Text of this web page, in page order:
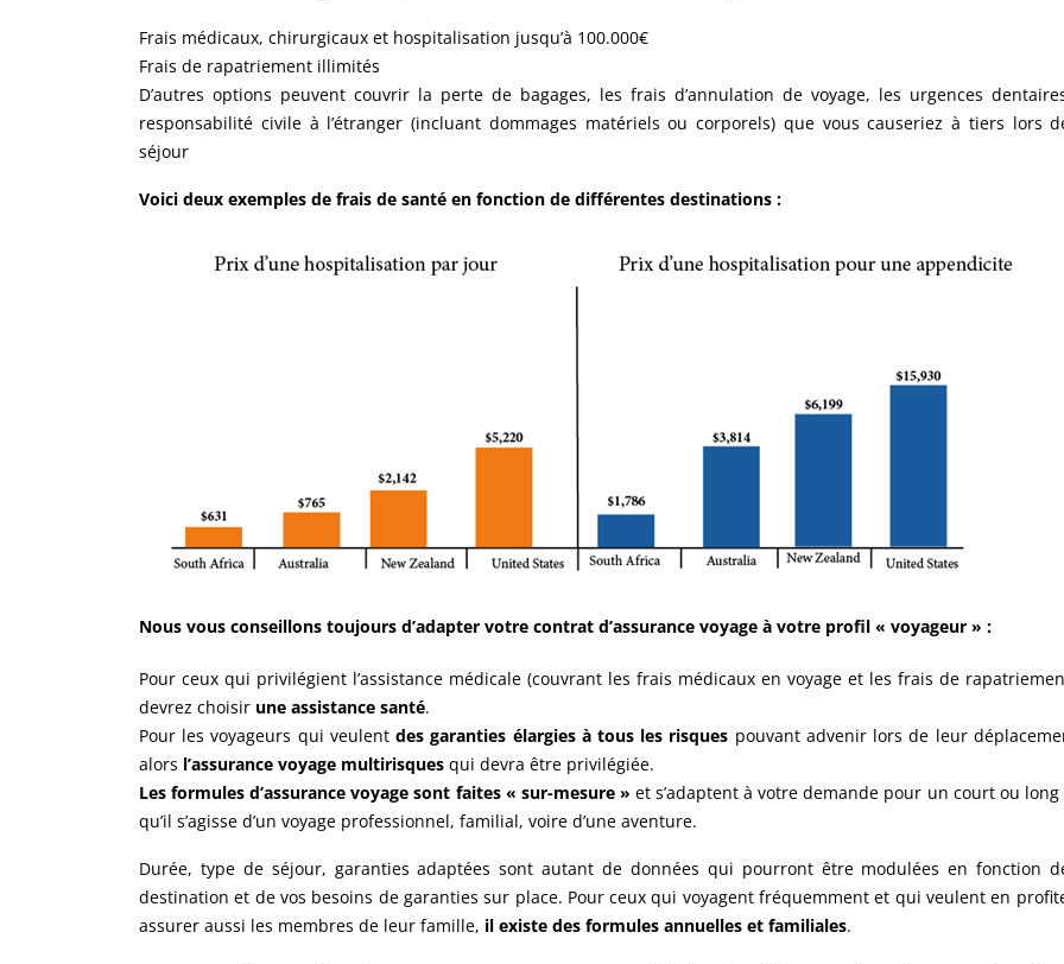
Frais médicaux, chirurgicaux et hospitalisation jusqu’à 100.000€
Frais de rapatriement illimités
D’autres options peuvent couvrir la perte de bagages, les frais d’annulation de voyage, les urgences
responsabilité civile à l’étranger (incluant dommages matériels ou corporels) que vous causeriez à tiers lors
séjour
Voici deux exemples de frais de santé en fonction de différentes destinations :
Nous vous conseillons toujours d’adapter votre contrat d’assurance voyage à votre profil « voyageur » :
Pour ceux qui privilégient l’assistance médicale (couvrant les frais médicaux en voyage et les frais de
devrez choisir une assistance santé.
Pour les voyageurs qui veulentdes garanties élargies à tous les risques pouvant advenir lors de leur
alors l’assurance voyage multirisques qui devra être privilégiée.
Les formules d’assurance voyage sont faites « sur-mesure » et s’adaptent à votre demande pour un court ou
qu’il s’agisse d’un voyage professionnel, familial, voire d’une aventure.
Durée, type de séjour, garanties adaptées sont autant de données qui pourront être modulées en fonction
destination et de vos besoins de garanties sur place. Pour ceux qui voyagent fréquemment et qui veulent en
assurer aussi les membres de leur famille, il existe des formules annuelles et familiales.